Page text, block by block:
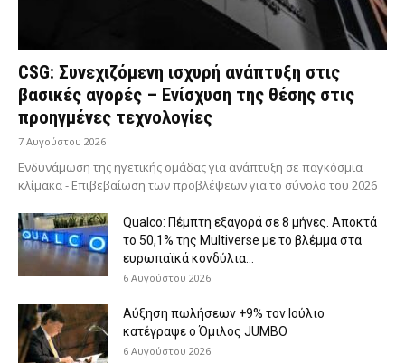
CSG: Συνεχιζόμενη ισχυρή ανάπτυξη στις
βασικές αγορές – Ενίσχυση της θέσης στις
προηγμένες τεχνολογίες
7 Αυγούστου 2026
Ενδυνάμωση της ηγετικής ομάδας για ανάπτυξη σε παγκόσμια
κλίμακα - Επιβεβαίωση των προβλέψεων για το σύνολο του 2026
Qualco: Πέμπτη εξαγορά σε 8 μήνες. Aποκτά
το 50,1% της Multiverse με το βλέμμα στα
ευρωπαϊκά κονδύλια...
6 Αυγούστου 2026
Aύξηση πωλήσεων +9% τον Ιούλιο
κατέγραψε ο Όμιλος JUMBO
6 Αυγούστου 2026